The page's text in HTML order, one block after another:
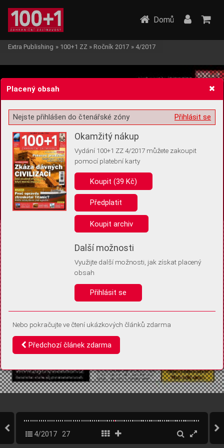
Žádost o souhlas s ukládáním volitelných informací
Pro základní fungování webu nepotřebujeme ukládat žádné informace
(tzv. cookies apod.). Rádi bychom vás ale požádali o souhlas s
uložením volitelných informací:
Anonymní unikátní ID
Díky němu příště poznáme, že se jedná o stejné zařízení, a
Identifikátor je zcela anonymní.
Vaše souhlasy a odmítnutí si ukládáme do vašeho zařízení, abychom se
vás už příště znovu neptali. Můžete je kdykoli později upravit ve Správě
Domů
Extra Publishing » 100+1 ZZ » Ročník 2017 » 4/2017
4/2017 27
Placený obsah
Přihlásit se
Nejste přihlášen do čtenářské zóny
Okamžitý nákup
Vydání 100+1 ZZ 4/2017 můžete zakoupit
pomocí platební karty
Koupit (39 Kč)
Předplatit
Koupit archiv
Další možnosti
Využijte další možnosti, jak získat placený
obsah
Přihlásit se
Nebo pokračujte ve čtení ukázkových článků zdarma
Předchozí článek zdarma